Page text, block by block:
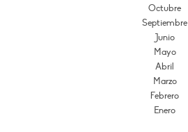
Octubre
Septiembre
Junio
Mayo
Abril
Marzo
Febrero
Enero